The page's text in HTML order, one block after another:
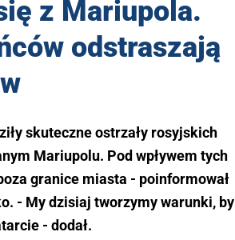
z Mariupola.
odstraszają
skuteczne ostrzały rosyjskich
Mariupolu. Pod wpływem tych
granice miasta - poinformował
- My dzisiaj tworzymy warunki, by
- dodał.